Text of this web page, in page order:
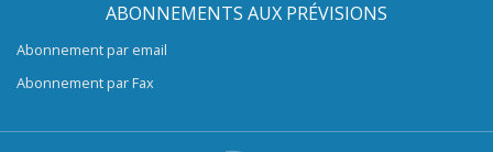
ABONNEMENTS AUX PRÉVISIONS
Abonnement par email
Abonnement par Fax